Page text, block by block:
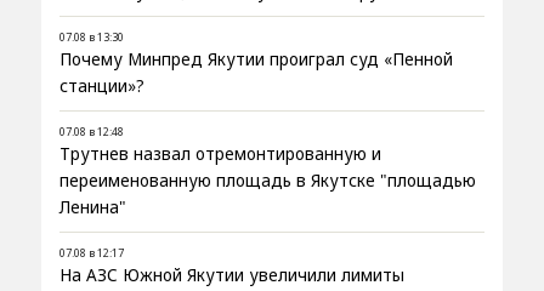
07.08 в 13:30
Почему Минпред Якутии проиграл суд «Пенной
станции»?
07.08 в 12:48
Трутнев назвал отремонтированную и
переименованную площадь в Якутске "площадью
Ленина"
07.08 в 12:17
На АЗС Южной Якутии увеличили лимиты